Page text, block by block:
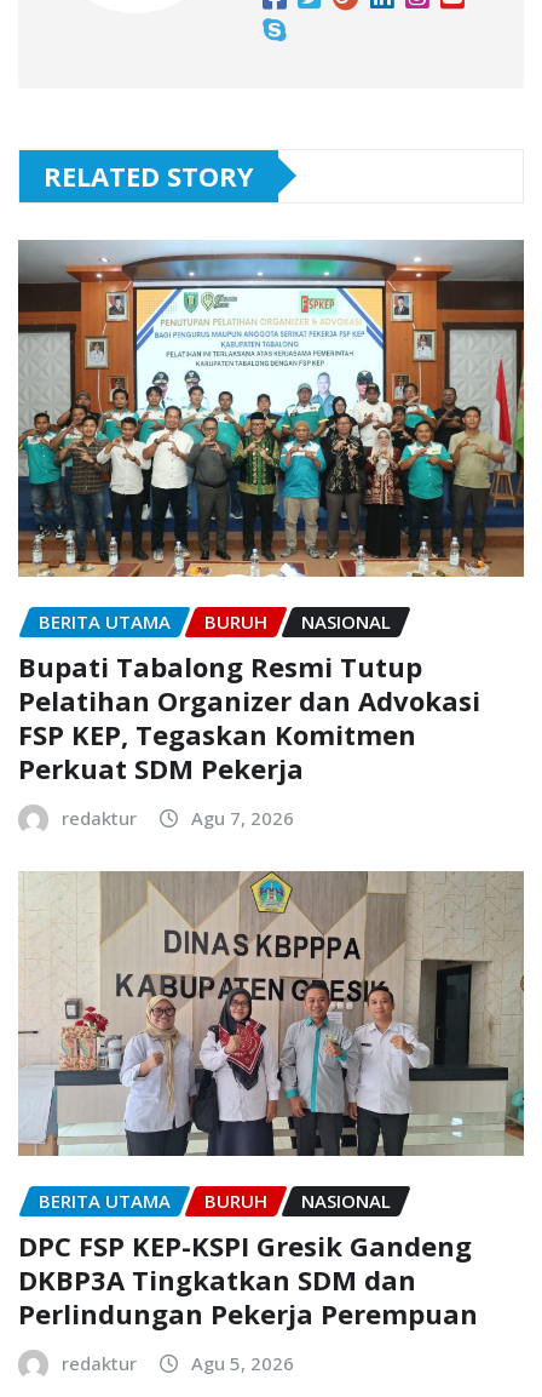
RELATED STORY
BERITA UTAMA BURUH NASIONAL
Bupati Tabalong Resmi Tutup
Pelatihan Organizer dan Advokasi
FSP KEP, Tegaskan Komitmen
Perkuat SDM Pekerja
redaktur Agu 7, 2026
BERITA UTAMA BURUH NASIONAL
DPC FSP KEP-KSPI Gresik Gandeng
DKBP3A Tingkatkan SDM dan
Perlindungan Pekerja Perempuan
redaktur Agu 5, 2026